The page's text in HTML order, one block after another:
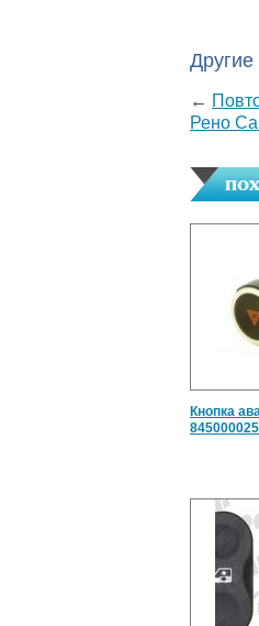
Другие
←
Рено
Кнопка